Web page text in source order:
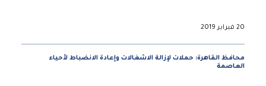
20 فبراير 2019
محافظ القاهرة: حملات لإزالة الاشغالات وإعادة الانضباط لأحياء
العاصمة